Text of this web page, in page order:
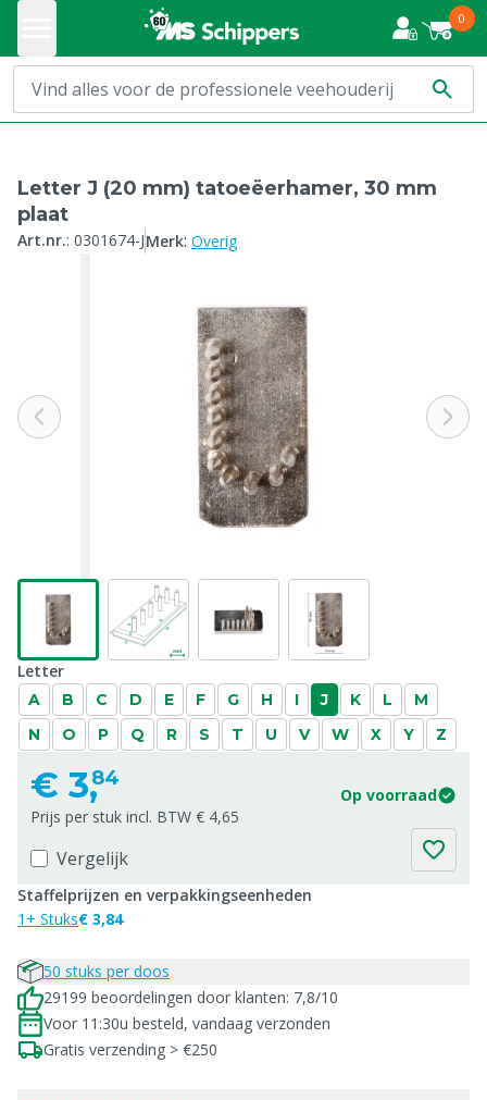
0
Letter J (20 mm) tatoeëerhamer, 30 mm
plaat
Art.nr.: 0301674-JMerk: Overig
Letter
A B C D E F G H I J K L
M
N
O P Q R S T U V W X Y Z
€ 3,84
Op voorraad
Prijs per stuk incl. BTW € 4,65
Vergelijk
Staffelprijzen en verpakkingseenheden
1+ Stuks€ 3,84
50 stuks per doos
29199 beoordelingen door klanten: 7,8/10
Voor 11:30u besteld, vandaag verzonden
Gratis verzending > €250